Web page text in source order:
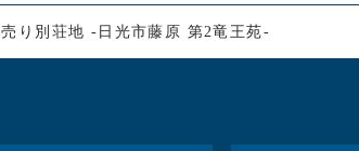
売り別荘地 -日光市藤原 第2竜王苑-